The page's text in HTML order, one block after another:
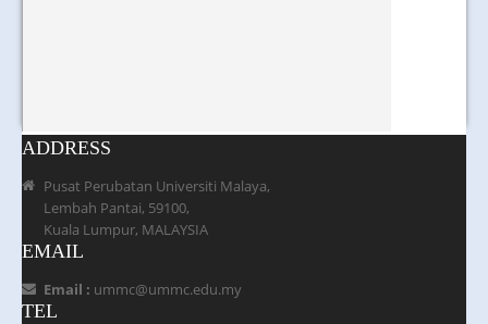
ADDRESS
Pusat Perubatan Universiti Malaya,
Lembah Pantai, 59100,
Kuala Lumpur, MALAYSIA
EMAIL
Email : ummc@ummc.edu.my
TEL